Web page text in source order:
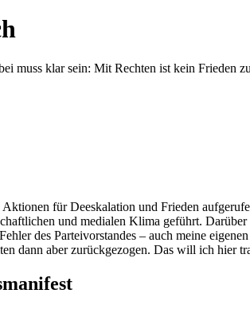
muss klar sein: Mit Rechten ist kein Frieden
für Deeskalation und Frieden
und medialen Klima geführt.
des Parteivorstandes – auch meine
dann aber zurückgezogen. Das will ich hier